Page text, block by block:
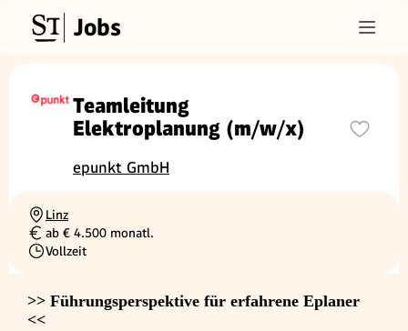
Jobs
Teamleitung
Elektroplanung (m/w/x)
epunkt GmbH
Ortschaft
Linz
Gehalt
ab € 4.500 monatl.
Beschäftigungsart
Vollzeit
>> Führungsperspektive für erfahrene Eplaner
<<